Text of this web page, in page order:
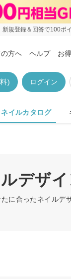
新規登録＆回答で100ポ
方へ ヘルプ お
ログイン
)
ネイルカタログ
デザイ
に合ったネイルデ